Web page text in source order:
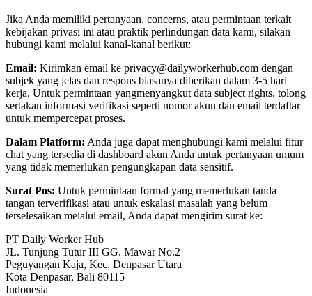
Jika Anda memiliki pertanyaan, concerns, atau permintaan terkait
kebijakan privasi ini atau praktik perlindungan data kami, silakan
hubungi kami melalui kanal-kanal berikut:
Email: Kirimkan email ke privacy@dailyworkerhub.com dengan
subjek yang jelas dan respons biasanya diberikan dalam 3-5 hari
kerja. Untuk permintaan yangmenyangkut data subject rights, tolong
sertakan informasi verifikasi seperti nomor akun dan email terdaftar
untuk mempercepat proses.
Dalam Platform: Anda juga dapat menghubungi kami melalui fitur
chat yang tersedia di dashboard akun Anda untuk pertanyaan umum
yang tidak memerlukan pengungkapan data sensitif.
Surat Pos: Untuk permintaan formal yang memerlukan tanda
tangan terverifikasi atau untuk eskalasi masalah yang belum
terselesaikan melalui email, Anda dapat mengirim surat ke:
PT Daily Worker Hub
JL. Tunjung Tutur III GG. Mawar No.2
Peguyangan Kaja, Kec. Denpasar Utara
Kota Denpasar, Bali 80115
Indonesia